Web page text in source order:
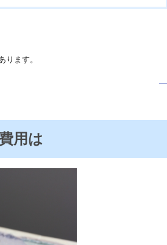
ります。
用は